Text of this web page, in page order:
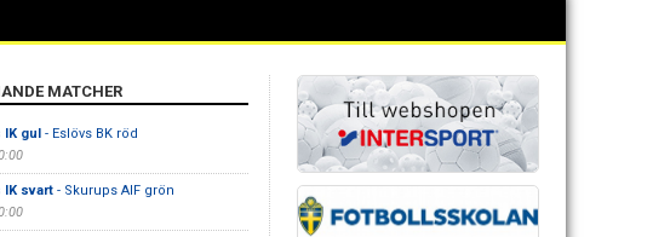
MATCHER
IK gul- Eslövs BK röd
IK svart- Skurups AIF grön